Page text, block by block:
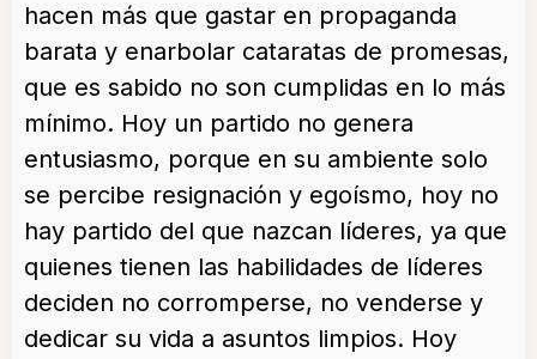
hacen más que gastar en propaganda
barata y enarbolar cataratas de promesas,
que es sabido no son cumplidas en lo más
mínimo. Hoy un partido no genera
entusiasmo, porque en su ambiente solo
se percibe resignación y egoísmo, hoy no
hay partido del que nazcan líderes, ya que
quienes tienen las habilidades de líderes
deciden no corromperse, no venderse y
dedicar su vida a asuntos limpios. Hoy